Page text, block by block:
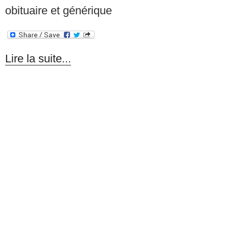
obituaire et générique
Lire la suite...